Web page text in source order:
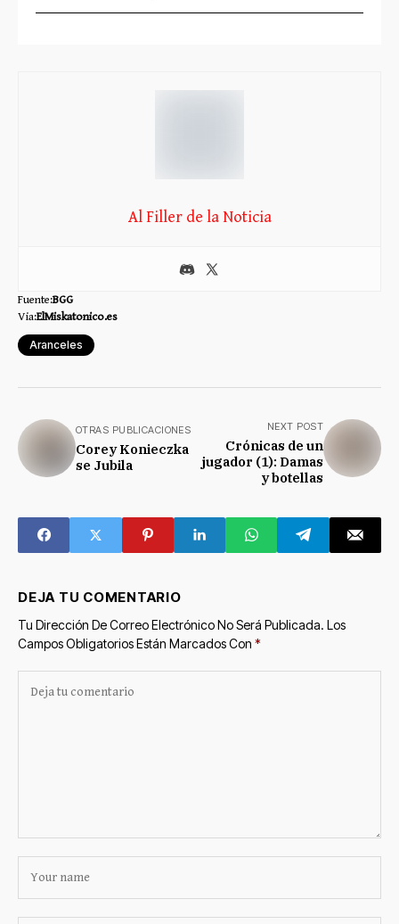
Al Filler de la Noticia
Fuente:BGG
Via:ElMiskatonico.es
Aranceles
OTRAS PUBLICACIONES
Corey Konieczka
se Jubila
NEXT POST
Crónicas de un
jugador (1): Damas
y botellas
DEJA TU COMENTARIO
Tu Dirección De Correo Electrónico No Será Publicada. Los
Campos Obligatorios Están Marcados Con *